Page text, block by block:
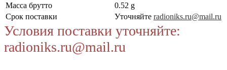
Масса брутто
0.52 g
Срок поставки
Уточняйте radioniks.ru@mail.ru
Условия поставки уточняйте:
radioniks.ru@mail.ru